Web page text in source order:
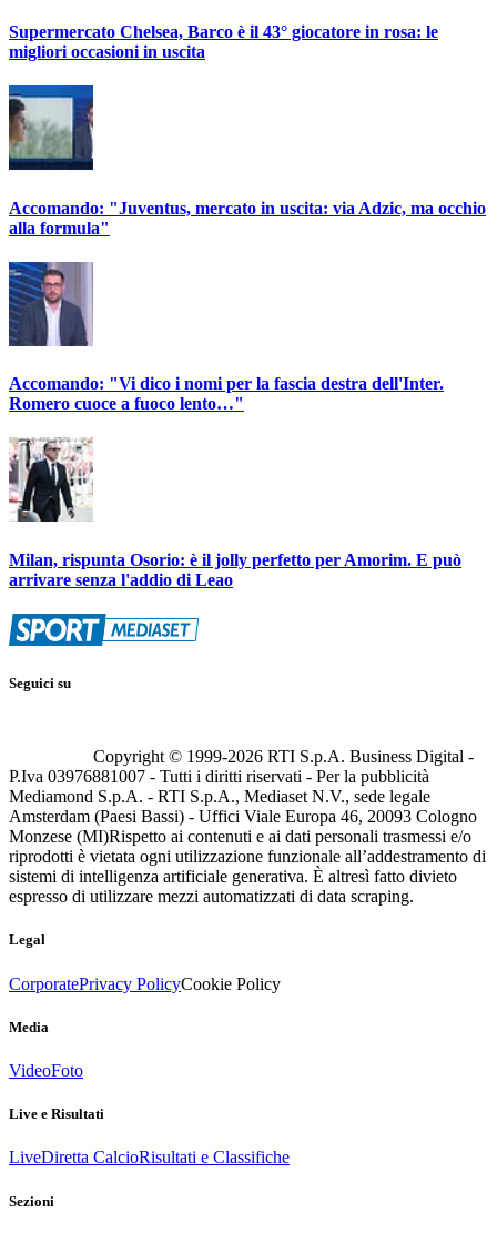
Supermercato Chelsea, Barco è il 43° giocatore in rosa: le
migliori occasioni in uscita
Accomando: "Juventus, mercato in uscita: via Adzic, ma occhio
alla formula"
Accomando: "Vi dico i nomi per la fascia destra dell'Inter.
Romero cuoce a fuoco lento…"
Milan, rispunta Osorio: è il jolly perfetto per Amorim. E può
arrivare senza l'addio di Leao
Seguici su
Copyright © 1999-2026 RTI S.p.A. Business Digital -
P.Iva 03976881007 - Tutti i diritti riservati - Per la pubblicità
Mediamond S.p.A. - RTI S.p.A., Mediaset N.V., sede legale
Amsterdam (Paesi Bassi) - Uffici Viale Europa 46, 20093 Cologno
Monzese (MI)Rispetto ai contenuti e ai dati personali trasmessi e/o
riprodotti è vietata ogni utilizzazione funzionale all’addestramento di
sistemi di intelligenza artificiale generativa. È altresì fatto divieto
espresso di utilizzare mezzi automatizzati di data scraping.
Legal
CorporatePrivacy PolicyCookie Policy
Media
VideoFoto
Live e Risultati
LiveDiretta CalcioRisultati e Classifiche
Sezioni